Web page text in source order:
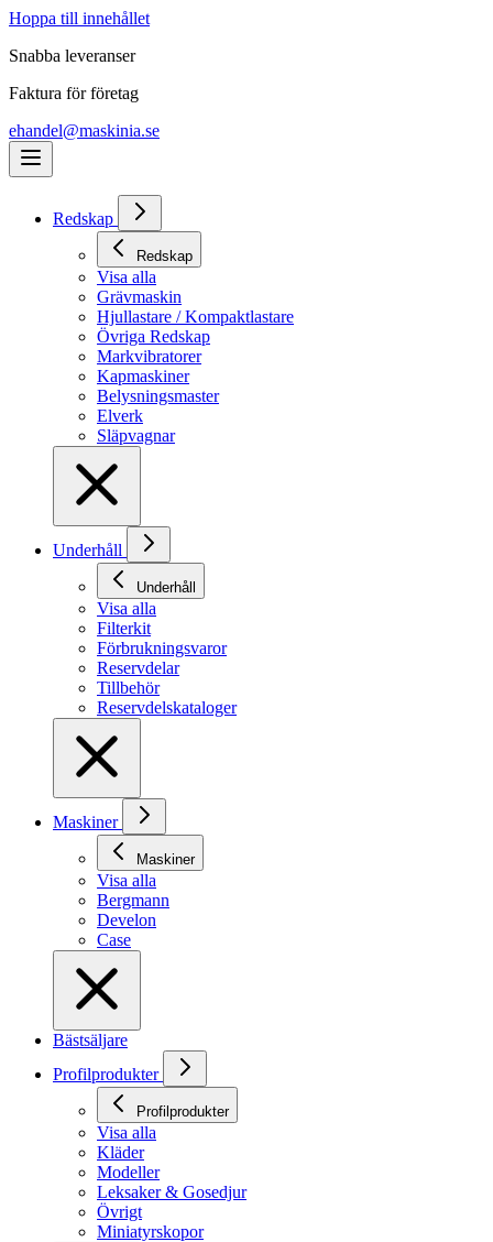
Hoppa till innehållet
Snabba leveranser
Faktura för företag
ehandel@maskinia.se
Redskap
Redskap
Visa alla
Grävmaskin
Hjullastare / Kompaktlastare
Övriga Redskap
Markvibratorer
Kapmaskiner
Belysningsmaster
Elverk
Släpvagnar
Underhåll
Underhåll
Visa alla
Filterkit
Förbrukningsvaror
Reservdelar
Tillbehör
Reservdelskataloger
Maskiner
Maskiner
Visa alla
Bergmann
Develon
Case
Bästsäljare
Profilprodukter
Profilprodukter
Visa alla
Kläder
Modeller
Leksaker & Gosedjur
Övrigt
Miniatyrskopor